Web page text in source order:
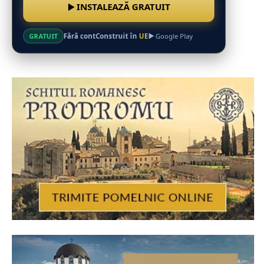
INSTALEAZĂ GRATUIT
GRATUIT Fără contConstruit în UE Google Play